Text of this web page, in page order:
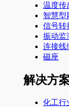
温度传
智慧型
信号转
振动监
连接线
磁座
解决方
化工行